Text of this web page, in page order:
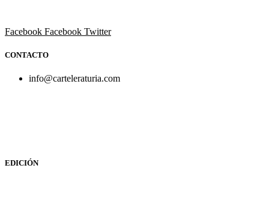
Facebook Facebook Twitter
CONTACTO
info@carteleraturia.com
EDICIÓN